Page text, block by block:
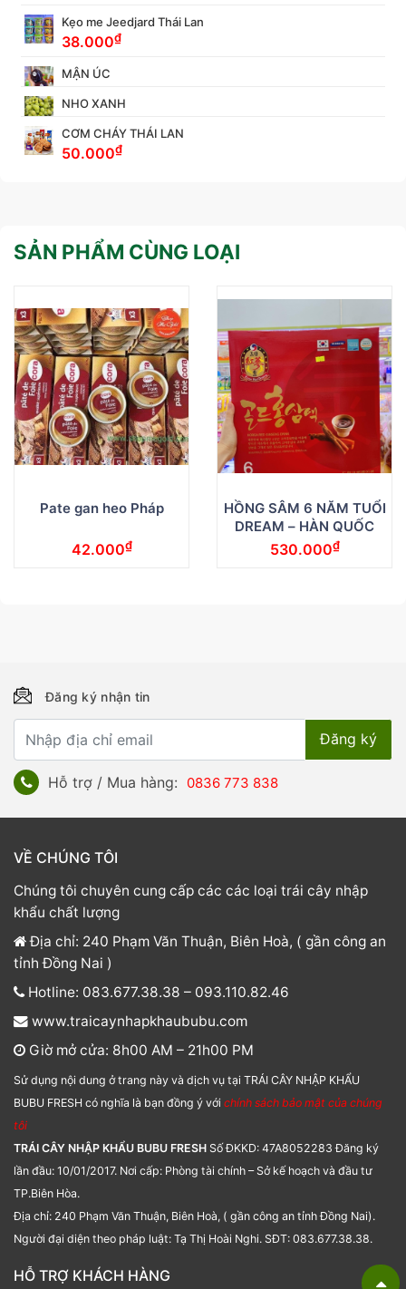
Kẹo me Jeedjard Thái Lan
38.000₫
MẬN ÚC
NHO XANH
CƠM CHÁY THÁI LAN
50.000₫
SẢN PHẨM CÙNG LOẠI
Pate gan heo Pháp
42.000₫
HỒNG SÂM 6 NĂM TUỔI
DREAM – HÀN QUỐC
530.000₫
Đăng ký nhận tin
Hỗ trợ / Mua hàng: 0836 773 838
VỀ CHÚNG TÔI
Chúng tôi chuyên cung cấp các các loại trái cây nhập
khẩu chất lượng
Địa chỉ: 240 Phạm Văn Thuận, Biên Hoà, ( gần công an
tỉnh Đồng Nai )
Hotline: 083.677.38.38 – 093.110.82.46
www.traicaynhapkhaububu.com
Giờ mở cửa: 8h00 AM – 21h00 PM
Sử dụng nội dung ở trang này và dịch vụ tại TRÁI CÂY NHẬP KHẨU
BUBU FRESH có nghĩa là bạn đồng ý với chính sách bảo mật của chúng
tôi
TRÁI CÂY NHẬP KHẨU BUBU FRESH Số ĐKKD: 47A8052283 Đăng ký
lần đầu: 10/01/2017. Nơi cấp: Phòng tài chính – Sở kế hoạch và đầu tư
TP.Biên Hòa.
Địa chỉ: 240 Phạm Văn Thuận, Biên Hoà, ( gần công an tỉnh Đồng Nai).
Người đại diện theo pháp luật: Tạ Thị Hoài Nghi. SĐT: 083.677.38.38.
HỖ TRỢ KHÁCH HÀNG